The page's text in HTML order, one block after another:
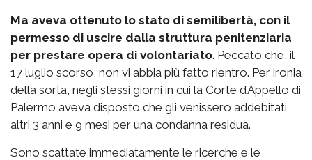
Ma aveva ottenuto lo stato di semilibertà, con il
permesso di uscire dalla struttura penitenziaria
per prestare opera di volontariato. Peccato che, il
17 luglio scorso, non vi abbia più fatto rientro. Per ironia
della sorta, negli stessi giorni in cui la Corte d’Appello di
Palermo aveva disposto che gli venissero addebitati
altri 3 anni e 9 mesi per una condanna residua.
Sono scattate immediatamente le ricerche e le